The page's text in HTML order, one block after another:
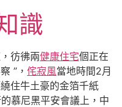
識
彷彿兩健康住宅個正在
”， 侘寂風當地時間2月
住牛土豪的金箔千紙
慕尼黑平安會議上，中